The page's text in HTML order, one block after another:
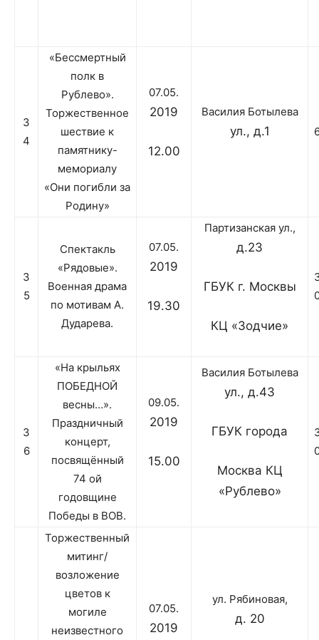
3
4
«Бессмертный
полк в
Рублево».
Торжественное
шествие к
памятнику-
мемориалу
«Они погибли за
Родину»
07.05.
2019
12.00
Василия Ботылева
ул., д.1
3
5
Спектакль
«Рядовые».
Военная драма
по мотивам А.
Дударева.
07.05.
2019
19.30
Партизанская ул.,
д.23
ГБУК г. Москвы
КЦ «Зодчие»
3
6
«На крыльях
ПОБЕДНОЙ
весны…».
Праздничный
концерт,
посвящённый
74 ой
годовщине
Победы в ВОВ.
09.05.
2019
15.00
Василия Ботылева
ул., д.43
ГБУК города
Москва КЦ
«Рублево»
Торжественный
митинг/
возложение
цветов к
могиле
неизвестного
07.05.
2019
ул. Рябиновая,
д. 20